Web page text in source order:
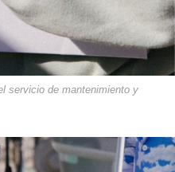
servicio de mantenimiento y